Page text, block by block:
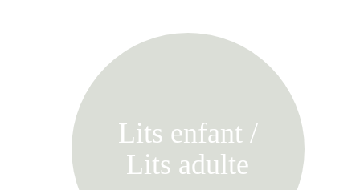
Lits enfant /
Lits adulte